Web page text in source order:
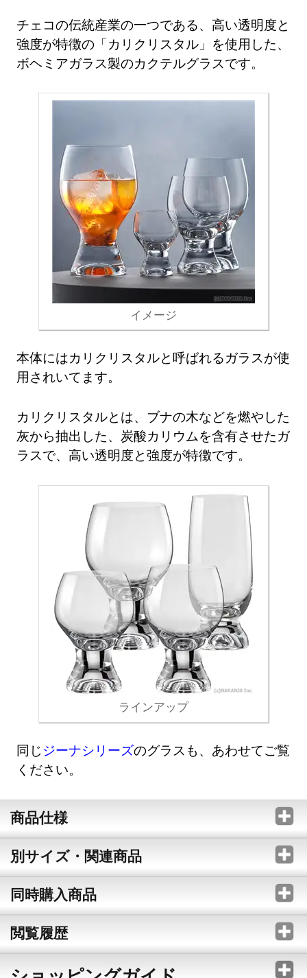
チェコの伝統産業の一つである、高い透明度と
強度が特徴の「カリクリスタル」を使用した、
ボヘミアガラス製のカクテルグラスです。
イメージ
本体にはカリクリスタルと呼ばれるガラスが使
用されいてます。
カリクリスタルとは、ブナの木などを燃やした
灰から抽出した、炭酸カリウムを含有させたガ
ラスで、高い透明度と強度が特徴です。
ラインアップ
同じ ジーナシリーズのグラスも、あわせてご覧
ください。
商品仕様
別サイズ・関連商品
同時購入商品
閲覧履歴